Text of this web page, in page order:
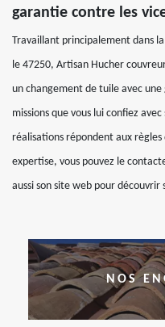
garantie contre les
Travaillant principalement dans
le 47250, Artisan Hucher
un changement de tuile avec
missions que vous lui confiez
réalisations répondent aux règles
expertise, vous pouvez le
aussi son site web pour découvrir
NOS